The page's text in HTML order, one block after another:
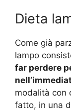
Dieta
Come già
lampo
far perdere
modalità con
fatto, in una